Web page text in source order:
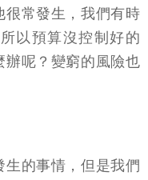
很常發生，我們有時
以預算沒控制好的
辦呢？變窮的風險也
的事情，但是我們